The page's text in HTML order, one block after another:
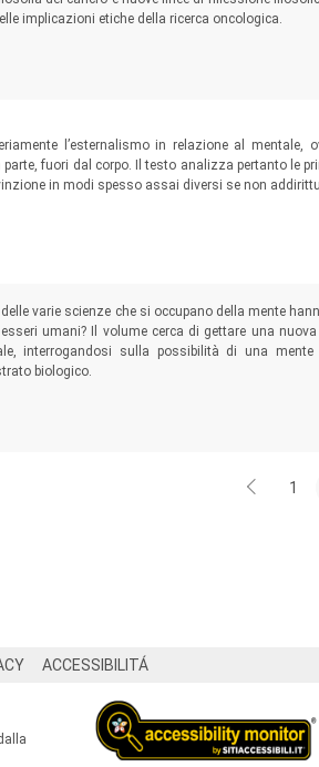
implicazioni etiche della ricerca oncologica.
l’esternalismo in relazione al mentale,
parte, fuori dal corpo. Il testo analizza pertanto le
in modi spesso assai diversi se non
varie scienze che si occupano della mente
umani? Il volume cerca di gettare una
interrogandosi sulla possibilità di una mente
biologico.
1
ACCESSIBILITÁ